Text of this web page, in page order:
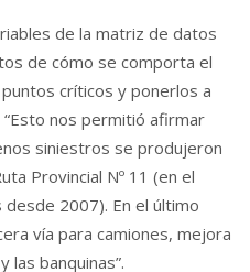
de la matriz de datos
de cómo se comporta el
críticos y ponerlos a
nos permitió afirmar
siniestros se produjeron
Provincial Nº 11 (en el
2007). En el último
vía para camiones, mejora
las banquinas”.